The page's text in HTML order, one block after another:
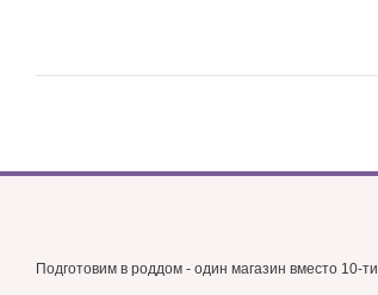
Подготовим в роддом - один магазин вместо 10-ти